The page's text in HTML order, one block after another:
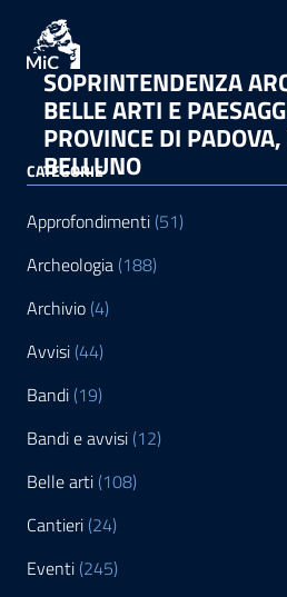
SOPRINTENDENZA
BELLE ARTI E
PROVINCE DI
BELLUNO
CATEGORIE
Approfondimenti (51)
Archeologia (188)
Archivio (4)
Avvisi (44)
Bandi (19)
Bandi e avvisi (12)
Belle arti (108)
Cantieri (24)
Eventi (245)